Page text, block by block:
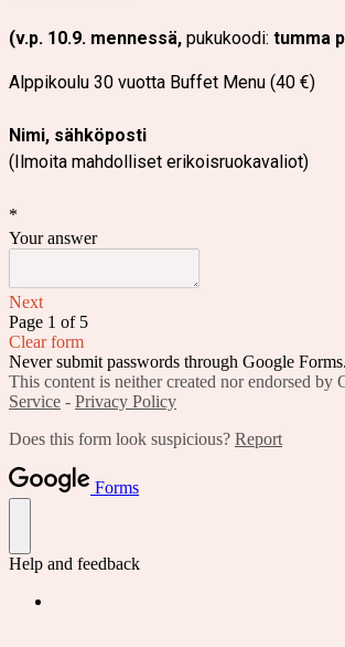
(v.p. 10.9. mennessä, pukukoodi: tumma
Alppikoulu 30 vuotta Buffet Menu (40 €)
Nimi, sähköposti
(Ilmoita mahdolliset erikoisruokavaliot)
*
Your answer
Next
Page 1 of 5
Clear form
Never submit passwords through Google Forms.
This content is neither created nor endorsed by
Service - Privacy Policy
Does this form look suspicious? Report
Forms
Help and feedback